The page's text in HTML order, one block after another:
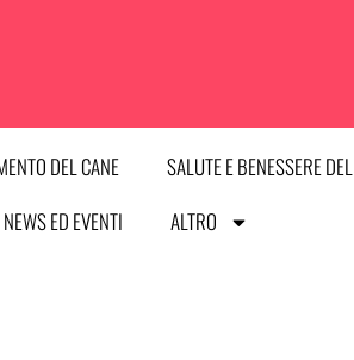
DEL CANE SALUTE E BENESSERE
NEWS ED EVENTI
ALTRO